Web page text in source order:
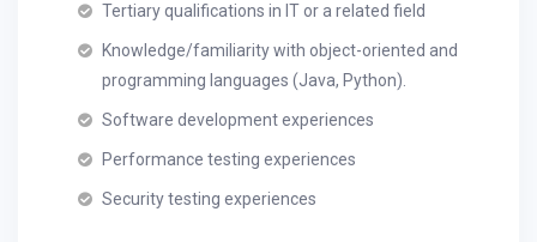
Tertiary qualifications in IT or a related field
Knowledge/familiarity with object-oriented and
programming languages (Java, Python).
Software development experiences
Performance testing experiences
Security testing experiences